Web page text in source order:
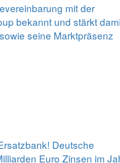
mit der
bekannt und stärkt
seine Marktpräsenz
Deutsche
Euro Zinsen im